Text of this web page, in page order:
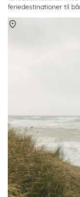
feriedestinationer til